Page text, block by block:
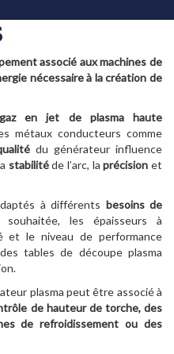
associé aux machines de
nécessaire à la création de
en jet de plasma haute
métaux conducteurs comme
du générateur influence
stabilitéde l’arc, laprécisionet
à différents besoins de
les épaisseurs à
et le niveau de performance
tables de découpe plasma
plasma peut être associé à
de hauteur de torche, des
de refroidissement ou des